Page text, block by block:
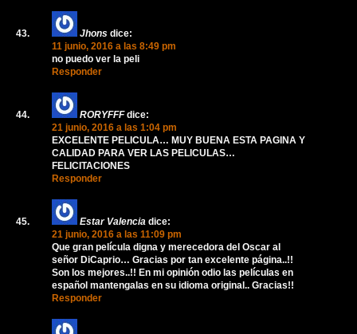
Jhons dice:
11 junio, 2016 a las 8:49 pm
no puedo ver la peli
Responder
RORYFFF dice:
21 junio, 2016 a las 1:04 pm
EXCELENTE PELICULA… MUY BUENA ESTA PAGINA Y
CALIDAD PARA VER LAS PELICULAS…
FELICITACIONES
Responder
Estar Valencia dice:
21 junio, 2016 a las 11:09 pm
Que gran película digna y merecedora del Oscar al
señor DiCaprio… Gracias por tan excelente página..!!
Son los mejores..!! En mi opinión odio las películas en
español mantengalas en su idioma original.. Gracias!!
Responder